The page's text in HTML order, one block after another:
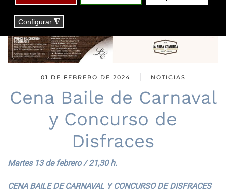
01 DE FEBRERO DE 2024 NOTICIAS
Cena Baile de Carnaval
y Concurso de
Disfraces
Martes 13 de febrero / 21,30 h.
CENA BAILE DE CARNAVAL Y CONCURSO DE DISFRACES